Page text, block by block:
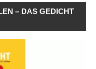
– DAS GEDICHT